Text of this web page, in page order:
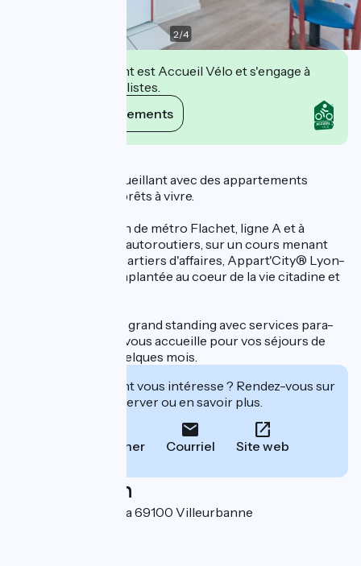
2/4
Cet établissement est Accueil Vélo et s'engage à
accueillir des cyclistes.
Voir ses engagements
Un Appart’City accueillant avec des appartements
meublés, équipés, prêts à vivre.
Au pied de la station de métro Flachet, ligne A et à
proximité des axes autoroutiers, sur un cours menant
directement aux quartiers d'affaires, Appart'City® Lyon-
Villeurbanne est implantée au coeur de la vie citadine et
Cette résidence de grand standing avec services para-
hôteliers à la carte vous accueille pour vos séjours de
quelques jours à quelques mois.
Cet établissement vous intéresse ? Rendez-vous sur
leur site pour réserver ou en savoir plus.
Téléphoner Courriel Site web
Localisation
314 cours Emile Zola 69100 Villeurbanne